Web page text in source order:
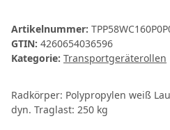
Artikelnummer:
GTIN: 4260654036596
Kategorie: Transportgeräterollen
Radkörper: Polypropylen weiß
dyn. Traglast: 250 kg